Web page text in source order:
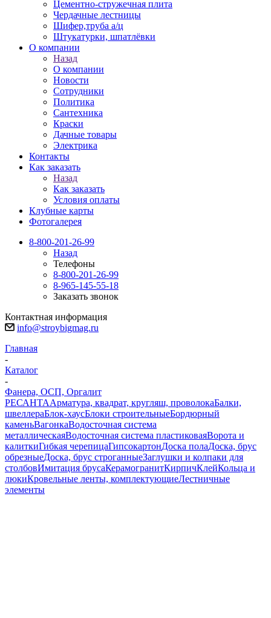
Цементно-стружечная плита
Чердачные лестницы
Шифер,труба а/ц
Штукатурки, шпатлёвки
О компании
Назад
О компании
Новости
Сотрудники
Политика
Сантехника
Краски
Дачные товары
Электрика
Контакты
Как заказать
Назад
Как заказать
Условия оплаты
Клубные карты
Фотогалерея
8-800-201-26-99
Назад
Телефоны
8-800-201-26-99
8-965-145-55-18
Заказать звонок
Контактная информация
info@stroybigmag.ru
Главная
-
Каталог
-
Фанера, ОСП, Оргалит
РЕСАНТААрматура, квадрат, кругляш, проволокаБалки,
швеллераБлок-хаусБлоки строительныеБордюрный
каменьВагонкаВодосточная система
металлическаяВодосточная система пластиковаяВорота и
калиткиГибкая черепицаГипсокартонДоска полаДоска, брус
обрезныеДоска, брус строганныеЗаглушки и колпаки для
столбовИмитация брусаКерамогранитКирпичКлейКольца и
люкиКровельные ленты, комплектующиеЛестничные
элементы